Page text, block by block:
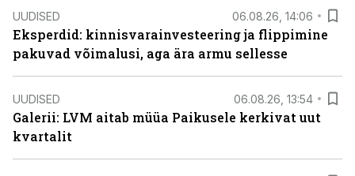
UUDISED 06.08.26, 14:06
Eksperdid: kinnisvarainvesteering ja flippimine
pakuvad võimalusi, aga ära armu sellesse
UUDISED 06.08.26, 13:54
Galerii: LVM aitab müüa Paikusele kerkivat uut
kvartalit